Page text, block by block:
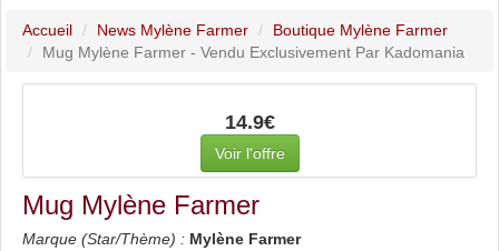
Accueil News Mylène Farmer
Boutique Mylène Farmer
Mug Mylène Farmer - Vendu Exclusivement Par Kadomania
14.9€
Voir l'offre
Mug Mylène Farmer
Marque (Star/Thème) : Mylène Farmer